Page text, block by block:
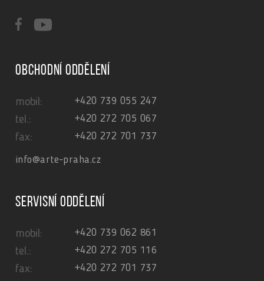
Obchodní oddělení
mobil: +420 739 055 247
tel.: +420 272 705 067
fax: +420 272 701 737
info@arte-praha.cz
Servisní oddělení
mobil: +420 739 062 861
tel.: +420 272 705 116
fax: +420 272 701 737